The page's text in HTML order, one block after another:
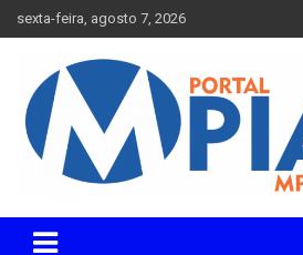
to
sexta-feira, agosto 7, 2026
Portal MPiauí
Parnaíba